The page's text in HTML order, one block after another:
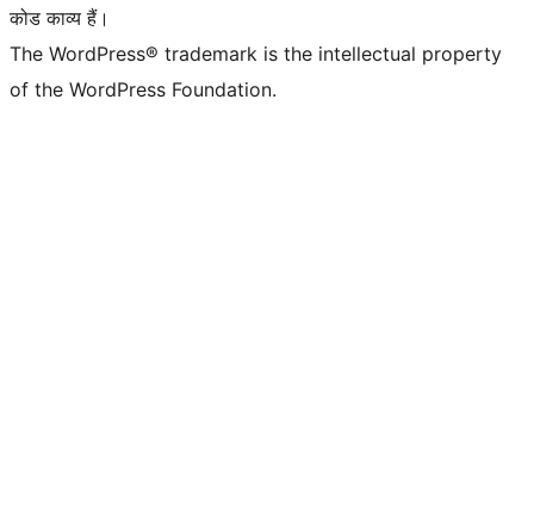
कोड काव्य हैं।
The WordPress® trademark is the intellectual property
of the WordPress Foundation.